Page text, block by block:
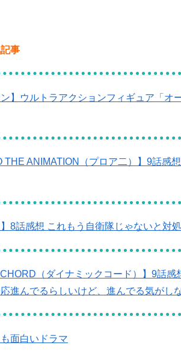
は別として
livedoor 相互RSS
事
ン】ウルトラアクションフィギュア「
THE ANIMATION（プロア二）】9話感
】8話感想 これもう自衛隊じゃないと対
CHORD（ダイナミックコード）】9話
進んでるらしいけど、進んでる気がし
面白いドラマ